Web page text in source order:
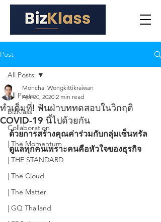
Post
All Posts
BizKlass
Collaboration
| The Momentum
| THE STANDARD
| The Cloud
| The Matter
| GQ Thailand
All Posts
ทำเต็มที่! ฟันฝ่าบททดสอบในวิกฤติ
COVID-19 นี้ไปด้วยกัน
Monchai Wongkittikraiwan
Apr 20, 2020 2 min read
ด้วยการสร้างคุณค่าร่วมกับกลุ่มเซ็นทรัล
ดูแลทุกคนเพราะคนคือหัวใจของธุรกิจ